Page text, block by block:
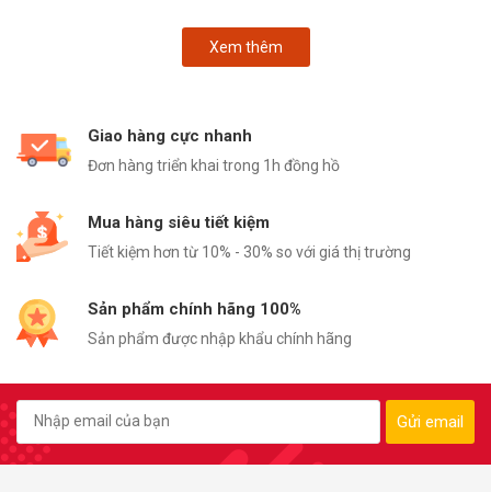
Xem thêm
Giao hàng cực nhanh
Đơn hàng triển khai trong 1h đồng hồ
Mua hàng siêu tiết kiệm
Tiết kiệm hơn từ 10% - 30% so với giá thị trường
Sản phẩm chính hãng 100%
Sản phẩm được nhập khẩu chính hãng
Gửi email